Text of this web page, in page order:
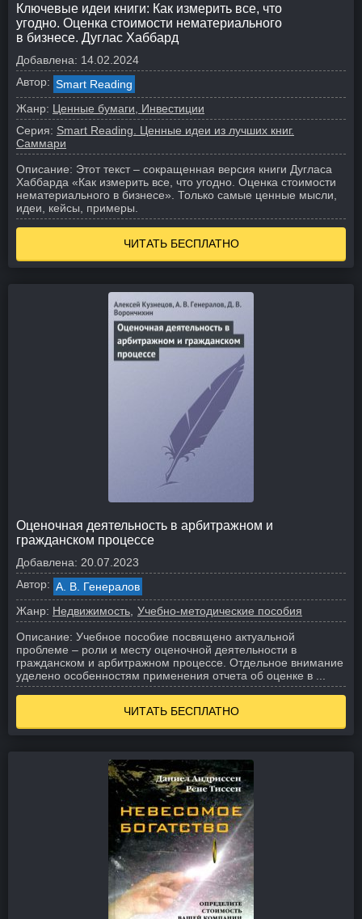
Ключевые идеи книги: Как измерить все, что
угодно. Оценка стоимости нематериального
в бизнесе. Дуглас Хаббард
Добавлена: 14.02.2024
Автор: Smart Reading
Жанр: Ценные бумаги, Инвестиции
Серия: Smart Reading. Ценные идеи из лучших книг.
Саммари
Описание: Этот текст – сокращенная версия книги Дугласа
Хаббарда «Как измерить все, что угодно. Оценка стоимости
нематериального в бизнесе». Только самые ценные мысли,
идеи, кейсы, примеры.
ЧИТАТЬ БЕСПЛАТНО
Оценочная деятельность в арбитражном и
гражданском процессе
Добавлена: 20.07.2023
Автор: А. В. Генералов
Жанр: Недвижимость Учебно-методические пособия
Описание: Учебное пособие посвящено актуальной
проблеме – роли и месту оценочной деятельности в
гражданском и арбитражном процессе. Отдельное внимание
уделено особенностям применения отчета об оценке в ...
ЧИТАТЬ БЕСПЛАТНО